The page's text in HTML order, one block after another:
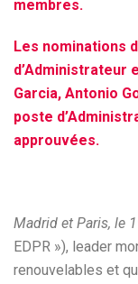
membres.
Les nominations
d’Administrateur
Garcia, Antonio
poste
approuvées.
Madrid et Paris, le
EDPR »), leader
renouvelables et